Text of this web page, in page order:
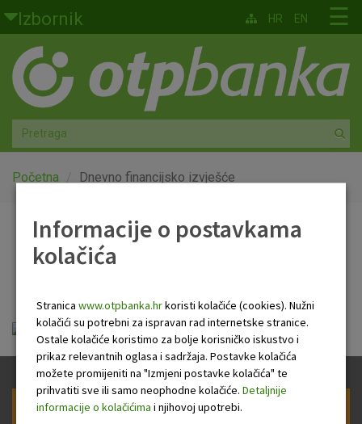
Skoči na glavni sadržaj
Izbornik
Građani
Privatno bankarstvo
Agro
Mala poduzeća i obrtnici
Globalna tržišta
O nama
☰
HR EN
Početna Dnevno financijsko izvješće
Dnevno financijsko
Dnevno financijsko izvješće.pdf
Prijava na newsletter OTP banke
Informacije o postavkama
kolačića
Stranica www.otpbanka.hrkoristi kolačiće (cookies). Nužni
kolačići su potrebni za ispravan rad internetske stranice.
Ostale kolačiće koristimo za bolje korisničko iskustvo i
prikaz relevantnih oglasa i sadržaja. Postavke kolačića
možete promijeniti na "Izmjeni postavke kolačića" te
prihvatiti sve ili samo neophodne kolačiće. Detaljnije
informacije o kolačićima i njihovoj upotrebi.